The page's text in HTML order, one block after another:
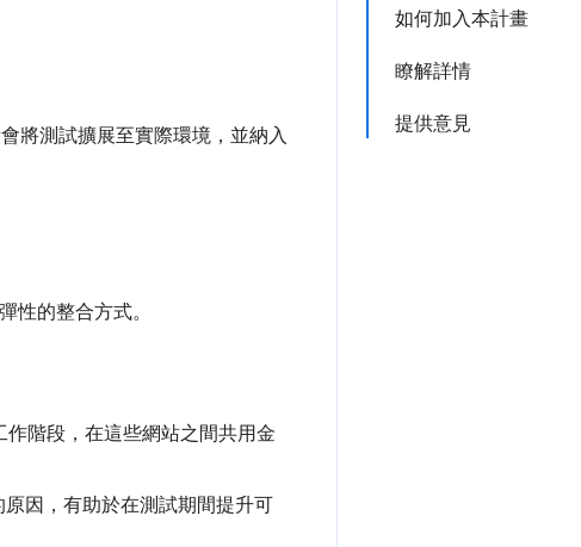
如何加入本計畫
瞭解詳情
提供意見
將測試擴展至實際環境，並納入
性的整合方式。
階段，在這些網站之間共用金
因，有助於在測試期間提升可